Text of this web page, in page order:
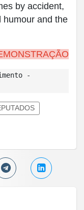
by accident,
humour and the
-